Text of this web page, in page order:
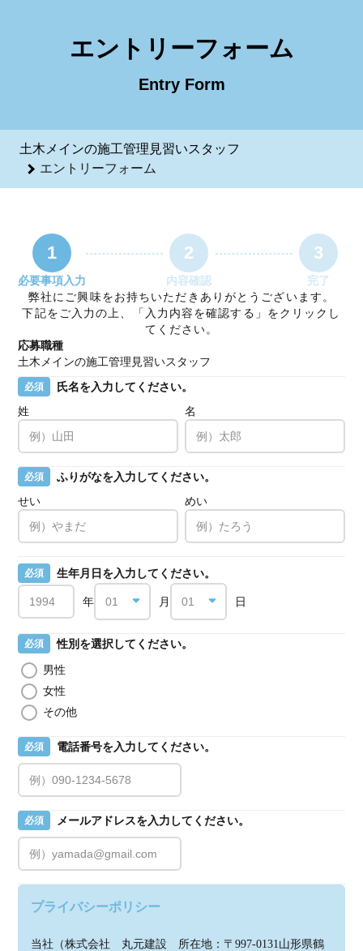
エントリーフォーム
Entry Form
土木メインの施工管理見習いスタッフ
エントリーフォーム
1
必要事項入力
2
内容確認
3
完了
弊社にご興味をお持ちいただきありがとうございます。
下記をご入力の上、「入力内容を確認する」をクリックし
てください。
応募職種
土木メインの施工管理見習いスタッフ
必須
氏名を入力してください。
姓
名
必須
ふりがなを入力してください。
せい
めい
必須 生年月日を入力してください。
年 月 日
必須
性別を選択してください。
男性
女性
その他
必須 電話番号を入力してください。
必須 メールアドレスを入力してください。
プライバシーポリシー
当社（株式会社　丸元建設　所在地：〒997-0131山形県鶴